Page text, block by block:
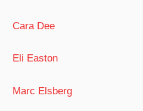
Cara Dee
Eli Easton
Marc Elsberg